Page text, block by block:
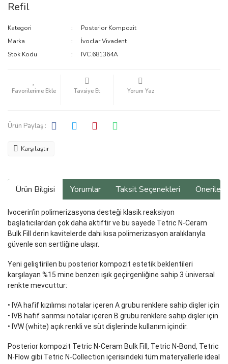
Refil
Kategori
Posterior Kompozit
Marka
İvoclar Vivadent
Stok Kodu
IVC.681364A
Tavsiye Et Yorum Yaz
Ürün Paylaş :
Karşılaştır
Ürün Bilgisi Yorumlar Taksit Seçenekleri
Ivocerin’in polimerizasyona desteği klasik reaksiyon
başlatıcılardan çok daha aktiftir ve bu sayede Tetric N-Ceram
Bulk Fill derin kavitelerde dahi kısa polimerizasyon aralıklarıyla
güvenle son sertliğine ulaşır.
Yeni geliştirilen bu posterior kompozit estetik beklentileri
karşılayan %15 mine benzeri ışık geçirgenliğine sahip 3 üniversal
renkte mevcuttur:
• IVA hafif kızılımsı notalar içeren A grubu renklere sahip dişler için
• IVB hafif sarımsı notalar içeren B grubu renklere sahip dişler için
• IVW (white) açık renkli ve süt dişlerinde kullanım içindir.
Posterior kompozit Tetric N-Ceram Bulk Fill, Tetric N-Bond, Tetric
N-Flow gibi Tetric N-Collection içerisindeki tüm materyallerle ideal